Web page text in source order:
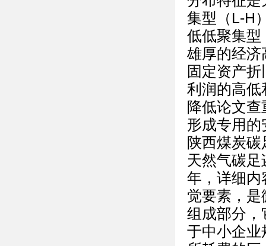
集型（L-H
低低聚集型
雄厚的经济
固定资产
利润的高低
降低论文
形成专用
陕西煤炭
天然气碳
年，详细内
觉要素，
组成部分，
于中小企业